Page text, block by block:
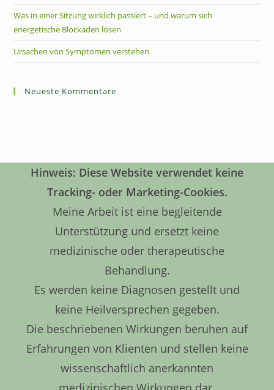
Was in einer Sitzung wirklich passiert – und warum sich
energetische Blockaden lösen
Ursachen von Symptomen verstehen
Neueste Kommentare
Hinweis: Diese Website verwendet keine
Tracking- oder Marketing-Cookies.
Meine Arbeit ist eine begleitende
Unterstützung und ersetzt keine
medizinische oder therapeutische
Behandlung.
Es werden keine Diagnosen gestellt und
keine Heilversprechen gegeben.
Die beschriebenen Wirkungen beruhen auf
Erfahrungen von Klienten und stellen keine
wissenschaftlich anerkannten